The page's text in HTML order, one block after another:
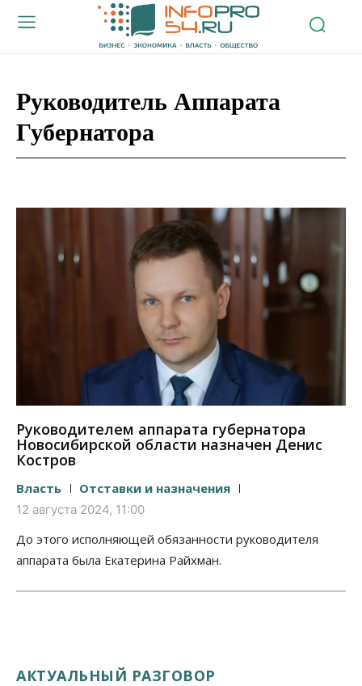
Руководитель Аппарата
Губернатора
Руководителем аппарата губернатора
Новосибирской области назначен Денис
Костров
Власть Отставки и назначения
12 августа 2024, 11:00
До этого исполняющей обязанности руководителя
аппарата была Екатерина Райхман.
АКТУАЛЬНЫЙ РАЗГОВОР